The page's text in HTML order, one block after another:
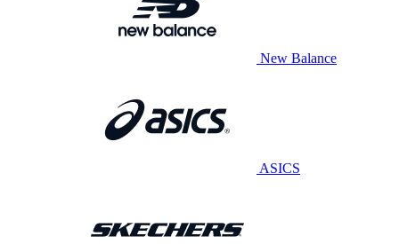
New Balance
ASICS